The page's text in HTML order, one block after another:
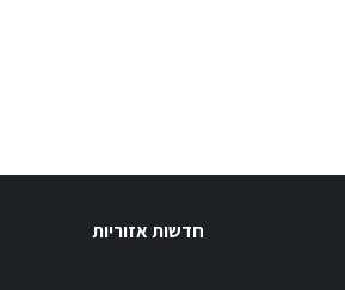
חדשות אזוריות